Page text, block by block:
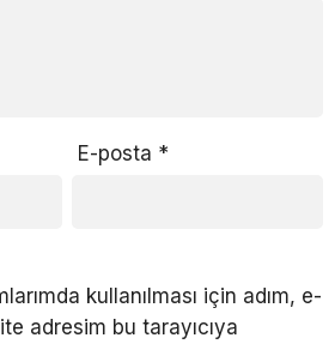
E-posta *
kullanılması için adım, e-
adresim bu tarayıcıya